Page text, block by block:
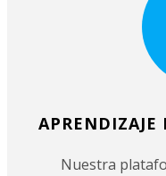
APRENDIZAJE
Nuestra